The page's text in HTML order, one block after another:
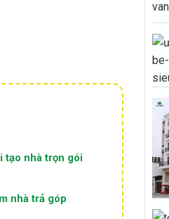
tạo nhà trọn gói
nhà trả góp